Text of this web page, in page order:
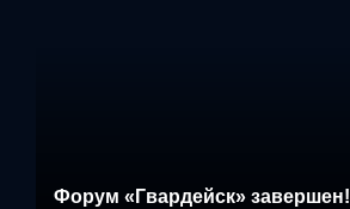
Форум «Гвардейск» завершен!